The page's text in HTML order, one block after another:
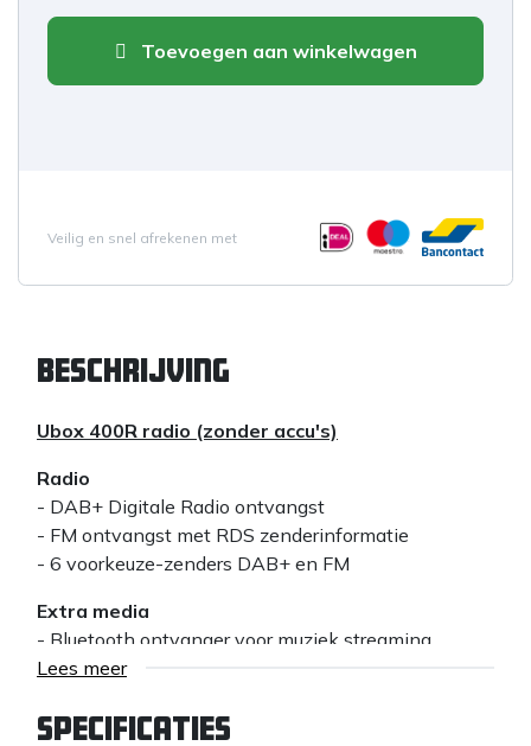
Toevoegen aan winkelwagen
Veilig en snel afrekenen met
Beschrijving
Ubox 400R radio (zonder accu's)
Radio
- DAB+ Digitale Radio ontvangst
- FM ontvangst met RDS zenderinformatie
- 6 voorkeuze-zenders DAB+ en FM
Extra media
- Bluetooth ontvanger voor muziek streaming
- Aux ingang voor externe MP3 speler
Audio
Lees meer
Specificaties